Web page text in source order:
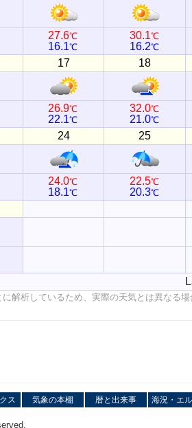
27.6℃
16.1℃
30.1℃
16.2℃
17 18
26.9℃
22.1℃
32.0℃
21.0℃
24 25
24.0℃
18.1℃
22.5℃
20.3℃
解析しているため、実際の天気とは異なる場
ス 気象の本棚 暦と出来事 海況・エ